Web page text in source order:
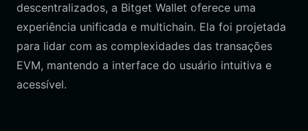
descentralizados, a Bitget Wallet oferece uma
experiência unificada e multichain. Ela foi projetada
para lidar com as complexidades das transações
EVM, mantendo a interface do usuário intuitiva e
acessível.